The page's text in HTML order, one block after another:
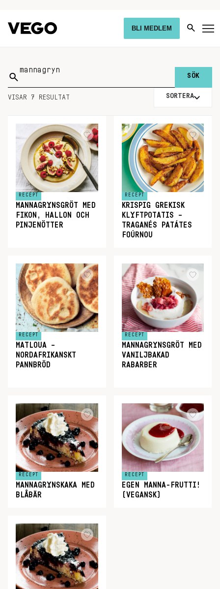
BLI MEDLEM
Sök
på:
VISAR 7 RESULTAT SORTERA
RECEPT
MANNAGRYNSGRÖT MED
FIKON, HALLON OCH
PINJENÖTTER
RECEPT
KRISPIG GREKISK
KLYFTPOTATIS –
TRAGANÉS PATÁTES
FOÚRNOU
RECEPT
MATLOUA –
NORDAFRIKANSKT
PANNBRÖD
RECEPT
MANNAGRYNSGRÖT MED
VANILJBAKAD
RABARBER
RECEPT
MANNAGRYNSKAKA MED
BLÅBÄR
RECEPT
EGEN MANNA-FRUTTI!
(VEGANSK)